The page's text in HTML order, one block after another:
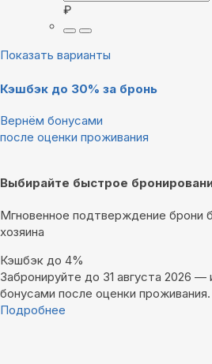
₽
Показать варианты
Кэшбэк до 30% за бронь
Вернём бонусами
после оценки проживания
Выбирайте быстрое
Мгновенное подтверждение брони
хозяина
Кэшбэк до 4%
Забронируйте до 31 августа 2026 —
бонусами после оценки проживания.
Подробнее